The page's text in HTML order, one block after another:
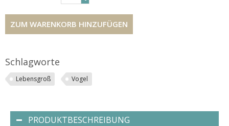
ZUM WARENKORB HINZUFÜGEN
Schlagworte
Lebensgroß Vogel
PRODUKTBESCHREIBUNG